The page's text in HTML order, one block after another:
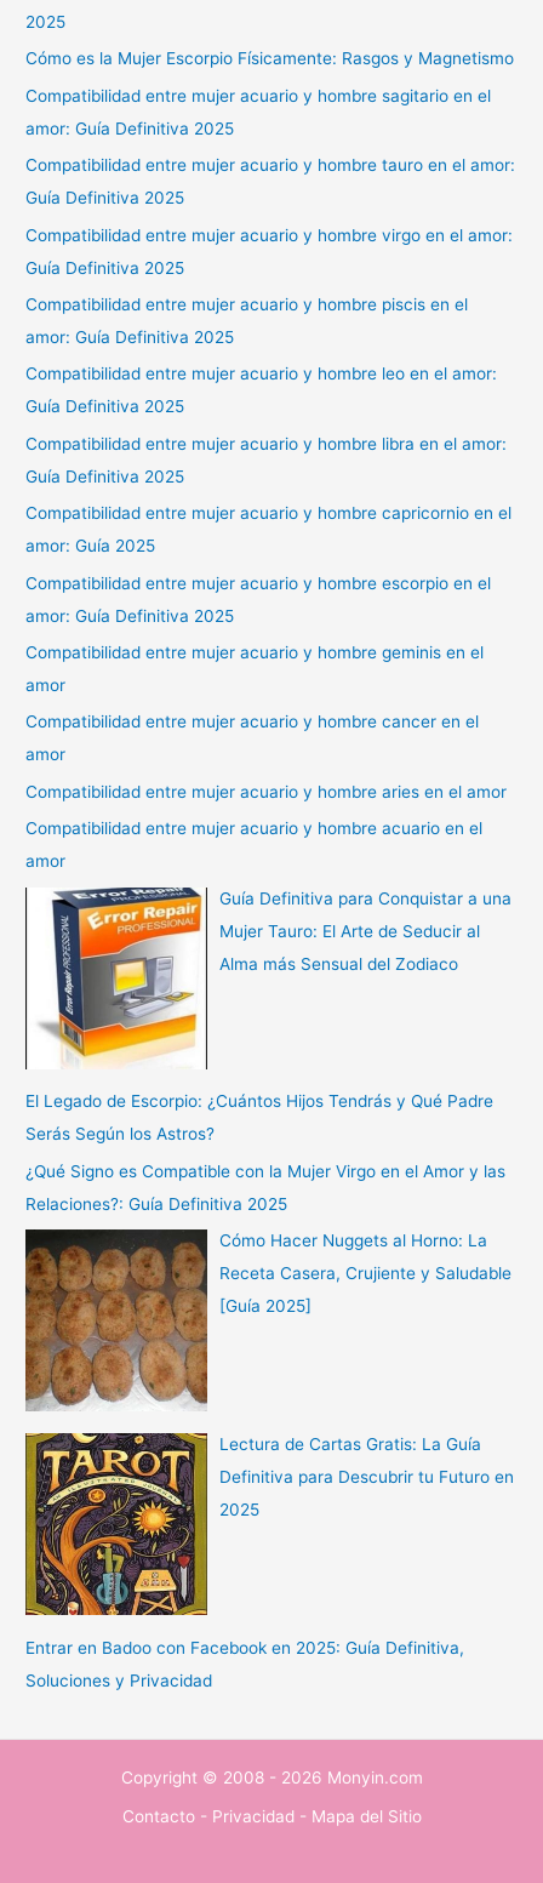
2025
Cómo es la Mujer Escorpio Físicamente: Rasgos y Magnetismo
Compatibilidad entre mujer acuario y hombre sagitario en el
amor: Guía Definitiva 2025
Compatibilidad entre mujer acuario y hombre tauro en el amor:
Guía Definitiva 2025
Compatibilidad entre mujer acuario y hombre virgo en el amor:
Guía Definitiva 2025
Compatibilidad entre mujer acuario y hombre piscis en el
amor: Guía Definitiva 2025
Compatibilidad entre mujer acuario y hombre leo en el amor:
Guía Definitiva 2025
Compatibilidad entre mujer acuario y hombre libra en el amor:
Guía Definitiva 2025
Compatibilidad entre mujer acuario y hombre capricornio en el
amor: Guía 2025
Compatibilidad entre mujer acuario y hombre escorpio en el
amor: Guía Definitiva 2025
Compatibilidad entre mujer acuario y hombre geminis en el
amor
Compatibilidad entre mujer acuario y hombre cancer en el
amor
Compatibilidad entre mujer acuario y hombre aries en el amor
Compatibilidad entre mujer acuario y hombre acuario en el
amor
Guía Definitiva para Conquistar a una
Mujer Tauro: El Arte de Seducir al
Alma más Sensual del Zodiaco
El Legado de Escorpio: ¿Cuántos Hijos Tendrás y Qué Padre
Serás Según los Astros?
¿Qué Signo es Compatible con la Mujer Virgo en el Amor y las
Relaciones?: Guía Definitiva 2025
Cómo Hacer Nuggets al Horno: La
Receta Casera, Crujiente y Saludable
[Guía 2025]
Lectura de Cartas Gratis: La Guía
Definitiva para Descubrir tu Futuro en
2025
Entrar en Badoo con Facebook en 2025: Guía Definitiva,
Soluciones y Privacidad
Copyright © 2008 - 2026 Monyin.com
Contacto- Privacidad- Mapa del Sitio